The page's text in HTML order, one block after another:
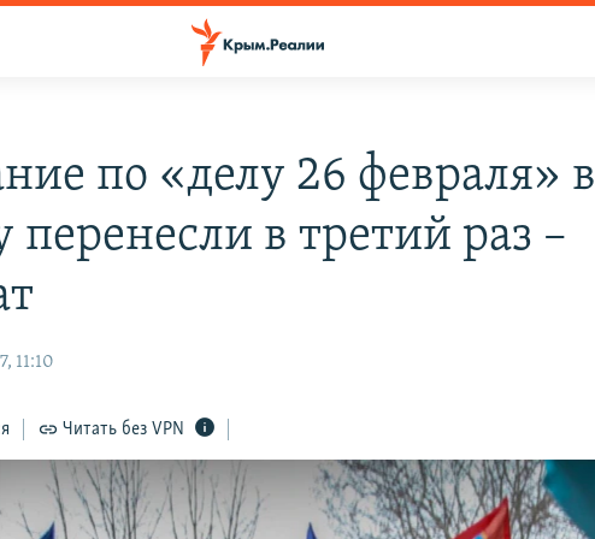
по «делу 26 февраля» в
в третий раз –
11:10
Читать без VPN